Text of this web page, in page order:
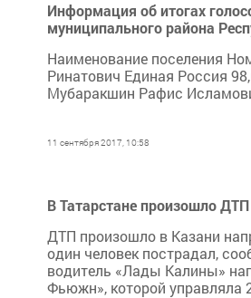
Информация об итогах
муниципального района
Наименование поселения
Ринатович Единая Россия
Мубаракшин Рафис
11 сентября 2017, 10:58
В Татарстане произошло
ДТП произошло в Казани
один человек пострадал,
водитель «Лады Калины»
Фьюжн», которой управляла